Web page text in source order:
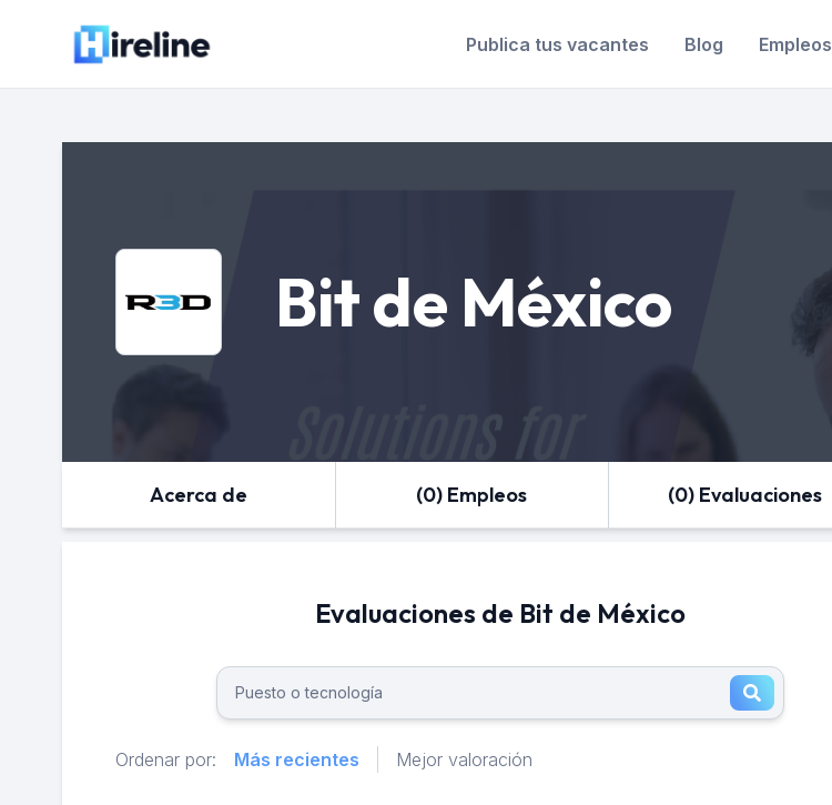
Publica tus vacantes Blog Empleos
Bit de México
Acerca de (0) Empleos (0) Evaluaciones
Evaluaciones de Bit de México
Ordenar por: Más recientes Mejor valoración